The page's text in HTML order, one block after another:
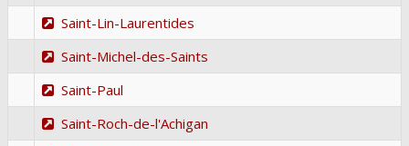
Saint-Lin-Laurentides
Saint-Michel-des-Saints
Saint-Paul
Saint-Roch-de-l'Achigan